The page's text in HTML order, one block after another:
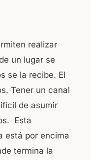
realizar
un lugar se
se la recibe. El
Tener un canal
de asumir
Esta
está por encima
termina la